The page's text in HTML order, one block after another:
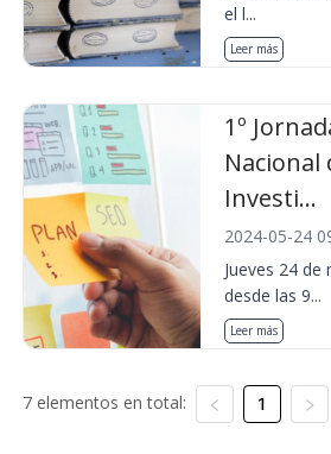
el l...
Leer más
1º
Nacional
Investi...
2024-05-24
Jueves 24 de
desde las 9...
Leer más
7 elementos en total: 1